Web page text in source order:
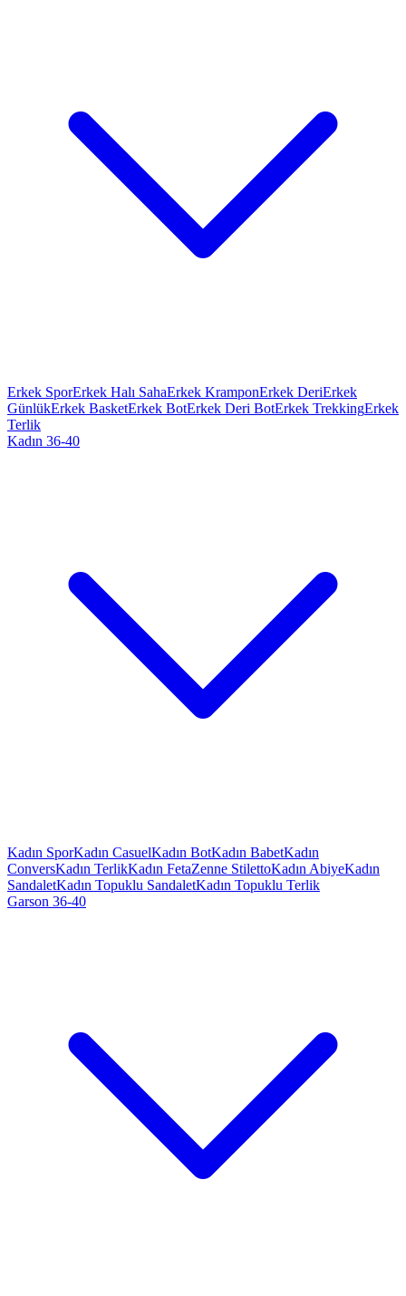
Erkek SporErkek Halı SahaErkek KramponErkek DeriErkek
GünlükErkek BasketErkek BotErkek Deri BotErkek TrekkingErkek
Terlik
Kadın 36-40
Kadın SporKadın CasuelKadın BotKadın BabetKadın
ConversKadın TerlikKadın FetaZenne StilettoKadın AbiyeKadın
SandaletKadın Topuklu SandaletKadın Topuklu Terlik
Garson 36-40